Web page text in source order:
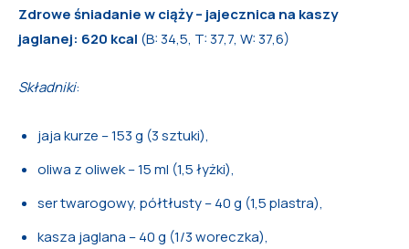
Zdrowe śniadanie w ciąży– jajecznica na kaszy
jaglanej: 620 kcal (B: 34,5, T: 37,7, W: 37,6)
Składniki:
jaja kurze – 153 g (3 sztuki),
oliwa z oliwek – 15 ml (1,5 łyżki),
ser twarogowy, półtłusty – 40 g (1,5 plastra),
kasza jaglana – 40 g (1/3 woreczka),